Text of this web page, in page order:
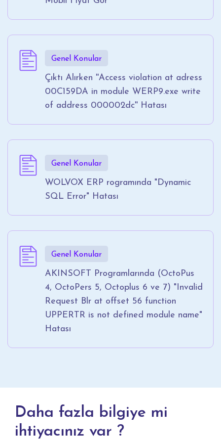
Genel Konular
Çıktı Alırken ''Access violation at adress
00C159DA in module WERP9.exe write
of address 000002dc'' Hatası
Genel Konular
WOLVOX ERP rogramında "Dynamic
SQL Error" Hatası
Genel Konular
AKINSOFT Programlarında (OctoPus
4, OctoPers 5, Octoplus 6 ve 7) "Invalid
Request Blr at offset 56 function
UPPERTR is not defined module name"
Hatası
Daha fazla bilgiye mi
ihtiyacınız var ?